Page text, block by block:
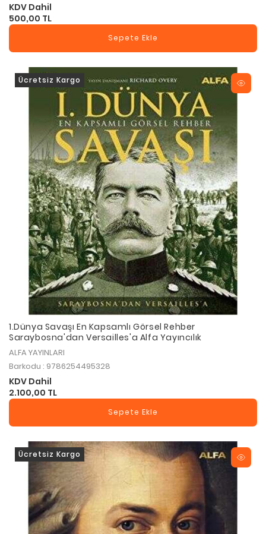
KDV Dahil
500,00 TL
Sepete Ekle
Ücretsiz Kargo
1.Dünya Savaşı En Kapsamlı Görsel Rehber
Saraybosna'dan Versailles'a Alfa Yayıncılık
ALFA YAYINLARI
Barkodu : 9786254495328
KDV Dahil
2.100,00 TL
Sepete Ekle
Ücretsiz Kargo